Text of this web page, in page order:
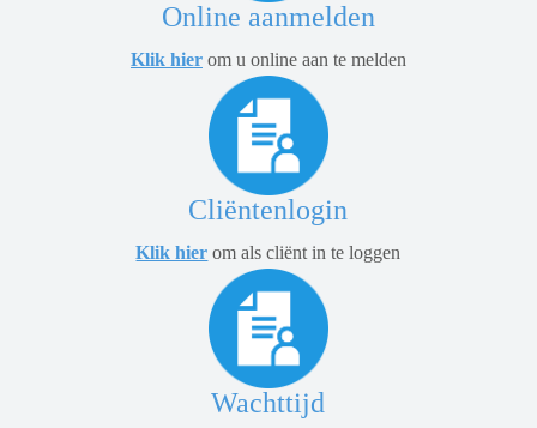
Online aanmelden
Klik hierom u online aan te melden
Cliëntenlogin
Klik hier om als cliënt in te loggen
Wachttijd